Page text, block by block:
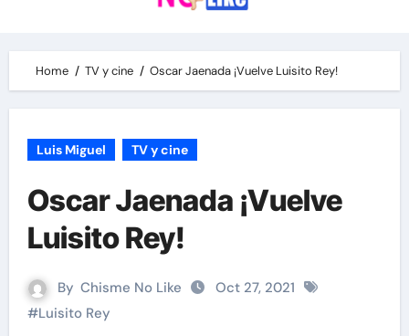
Home TV y cine Oscar Jaenada ¡Vuelve Luisito Rey!
Luis Miguel TV y cine
Oscar Jaenada ¡Vuelve
Luisito Rey!
By Chisme No Like
Oct 27, 2021
#Luisito Rey